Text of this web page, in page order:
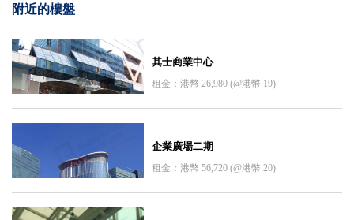
附近的樓盤
其士商業中心
租金：港幣 26,980 (@港幣 19)
企業廣場二期
租金：港幣 56,720 (@港幣 20)